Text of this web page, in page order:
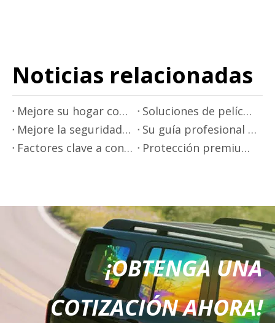
Noticias relacionadas
Mejore su hogar con soluciones premium de tintado de ventanas
Soluciones de película protectora premium de Mr Film
Mejore la seguridad en la conducción con una película aislante térmica
Su guía profesional para aplicar películas para ventanas de automóviles
Factores clave a considerar al elegir una película aislante térmica
Protección premium de pintura para automóviles - Mr.Film
¡OBTENGA UNA
COTIZACIÓN AHORA!